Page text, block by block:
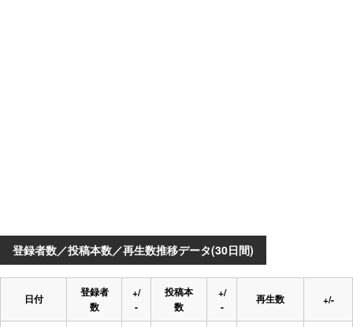
登録者数／投稿本数／再生数推移データ(30日間)
日付
登録者
数
+/
-
投稿本
数
+/
-
再生数 +/-